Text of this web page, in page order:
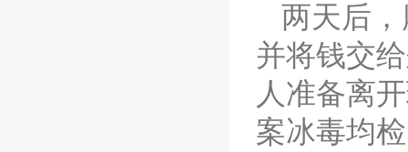
两天后
并将钱交
人准备离
案冰毒均